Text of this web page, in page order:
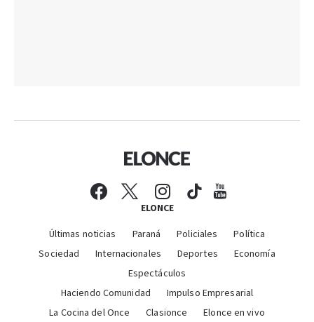
ELONCE
Últimas noticias Paraná Policiales
Política
Sociedad
Internacionales Deportes
Economía
Espectáculos
Haciendo Comunidad
Impulso Empresarial
La Cocina del Once
Clasionce Elonce en vivo